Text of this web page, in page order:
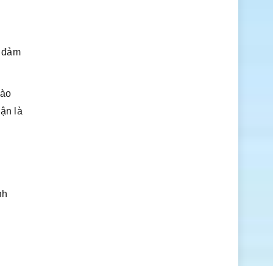
là